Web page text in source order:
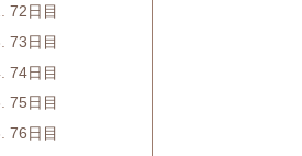
72日目
73日目
74日目
75日目
76日目